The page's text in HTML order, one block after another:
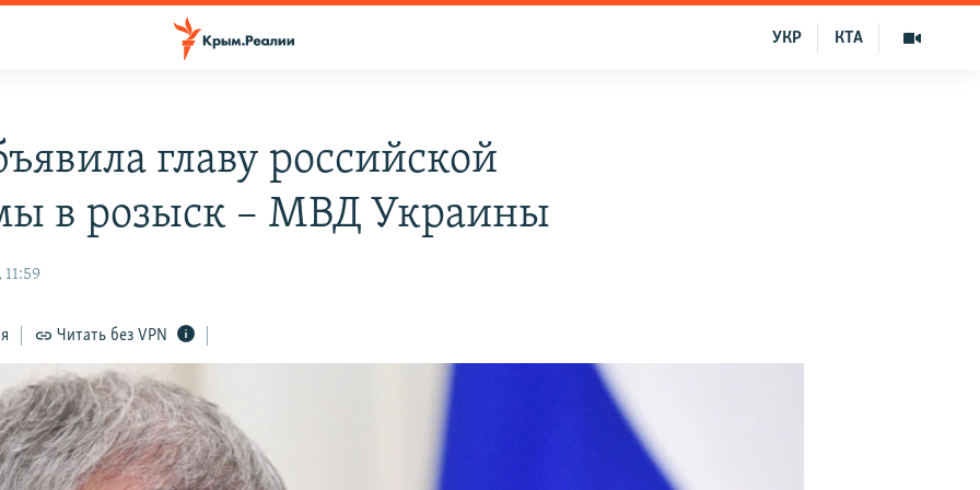
КТА
УКР
главу российской
в розыск – МВД Украины
Читать без VPN